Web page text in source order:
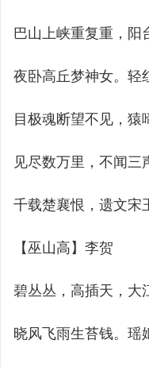
巴山上峡重复重，阳
夜卧高丘梦神女。轻
目极魂断望不见，猿
见尽数万里，不闻三
千载楚襄恨，遗文宋
【巫山高】李贺
碧丛丛，高插天，大
晓风飞雨生苔钱。瑶